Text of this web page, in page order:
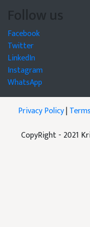
Follow us
Facebook
Twitter
LinkedIn
Instagram
WhatsApp
Privacy Policy|
CopyRight - 2021